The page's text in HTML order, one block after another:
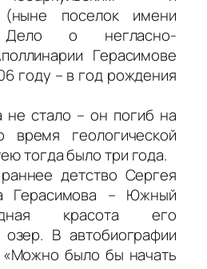
(ныне поселок имени
Дело о негласно-
Герасимове
году – в год рождения
не стало – он погиб на
геологической
тогда было три года.
детство Сергея
Герасимова – Южный
красота его
В автобиографии
было бы начать